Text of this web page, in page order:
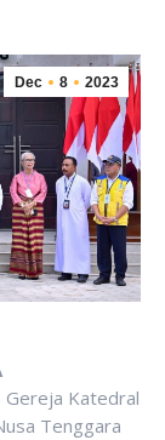
Dec 8 2023
Gereja Katedral
Tenggara